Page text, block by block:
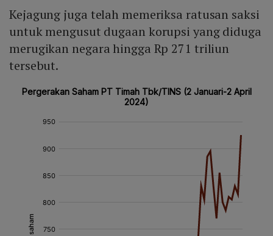
Kejagung juga telah memeriksa ratusan saksi
untuk mengusut dugaan korupsi yang diduga
merugikan negara hingga Rp 271 triliun
tersebut.